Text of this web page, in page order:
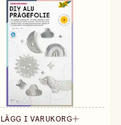
LÄGG I VARUKORG